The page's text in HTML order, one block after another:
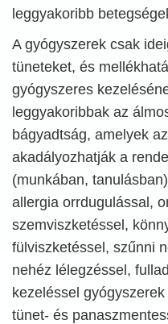
leggyakoribb
A gyógyszerek csak
tüneteket, és
gyógyszeres
leggyakoribbak az
bágyadtság, amelyek
akadályozhatják a
(munkában,
allergia orrdugulással,
szemviszketéssel,
fülviszketéssel, szűnni
nehéz lélegzéssel,
kezeléssel
tünet- és